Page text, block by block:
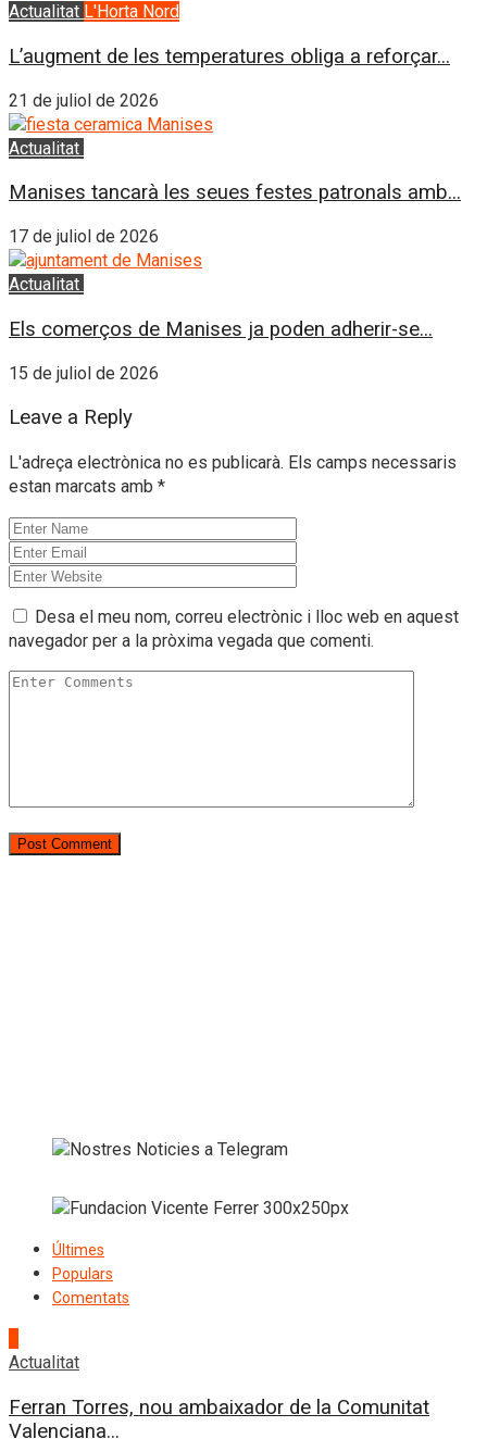
Actualitat L'Horta Nord
L’augment de les temperatures obliga a reforçar...
21 de juliol de 2026
Actualitat
Manises tancarà les seues festes patronals amb...
17 de juliol de 2026
Actualitat
Els comerços de Manises ja poden adherir-se...
15 de juliol de 2026
Leave a Reply
L'adreça electrònica no es publicarà. Els camps necessaris
estan marcats amb *
Desa el meu nom, correu electrònic i lloc web en aquest
navegador per a la pròxima vegada que comenti.
Últimes
Populars
Comentats
Actualitat
Ferran Torres, nou ambaixador de la Comunitat
Valenciana...